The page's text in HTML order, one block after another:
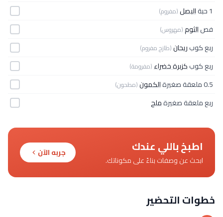
1 حبة البصل(مفروم)
فصالثوم(مهروس)
ربع كوبريحان(طازج مفروم)
ربع كوبكزبرة خضراء(مفرومة)
0.5 ملعقة صغيرة الكمون(مطحون)
ربع ملعقة صغيرةملح
اطبخ باللي عندك
ابحث عن وصفات بناءً على مكوناتك.
جربه الآن
خطوات التحضير